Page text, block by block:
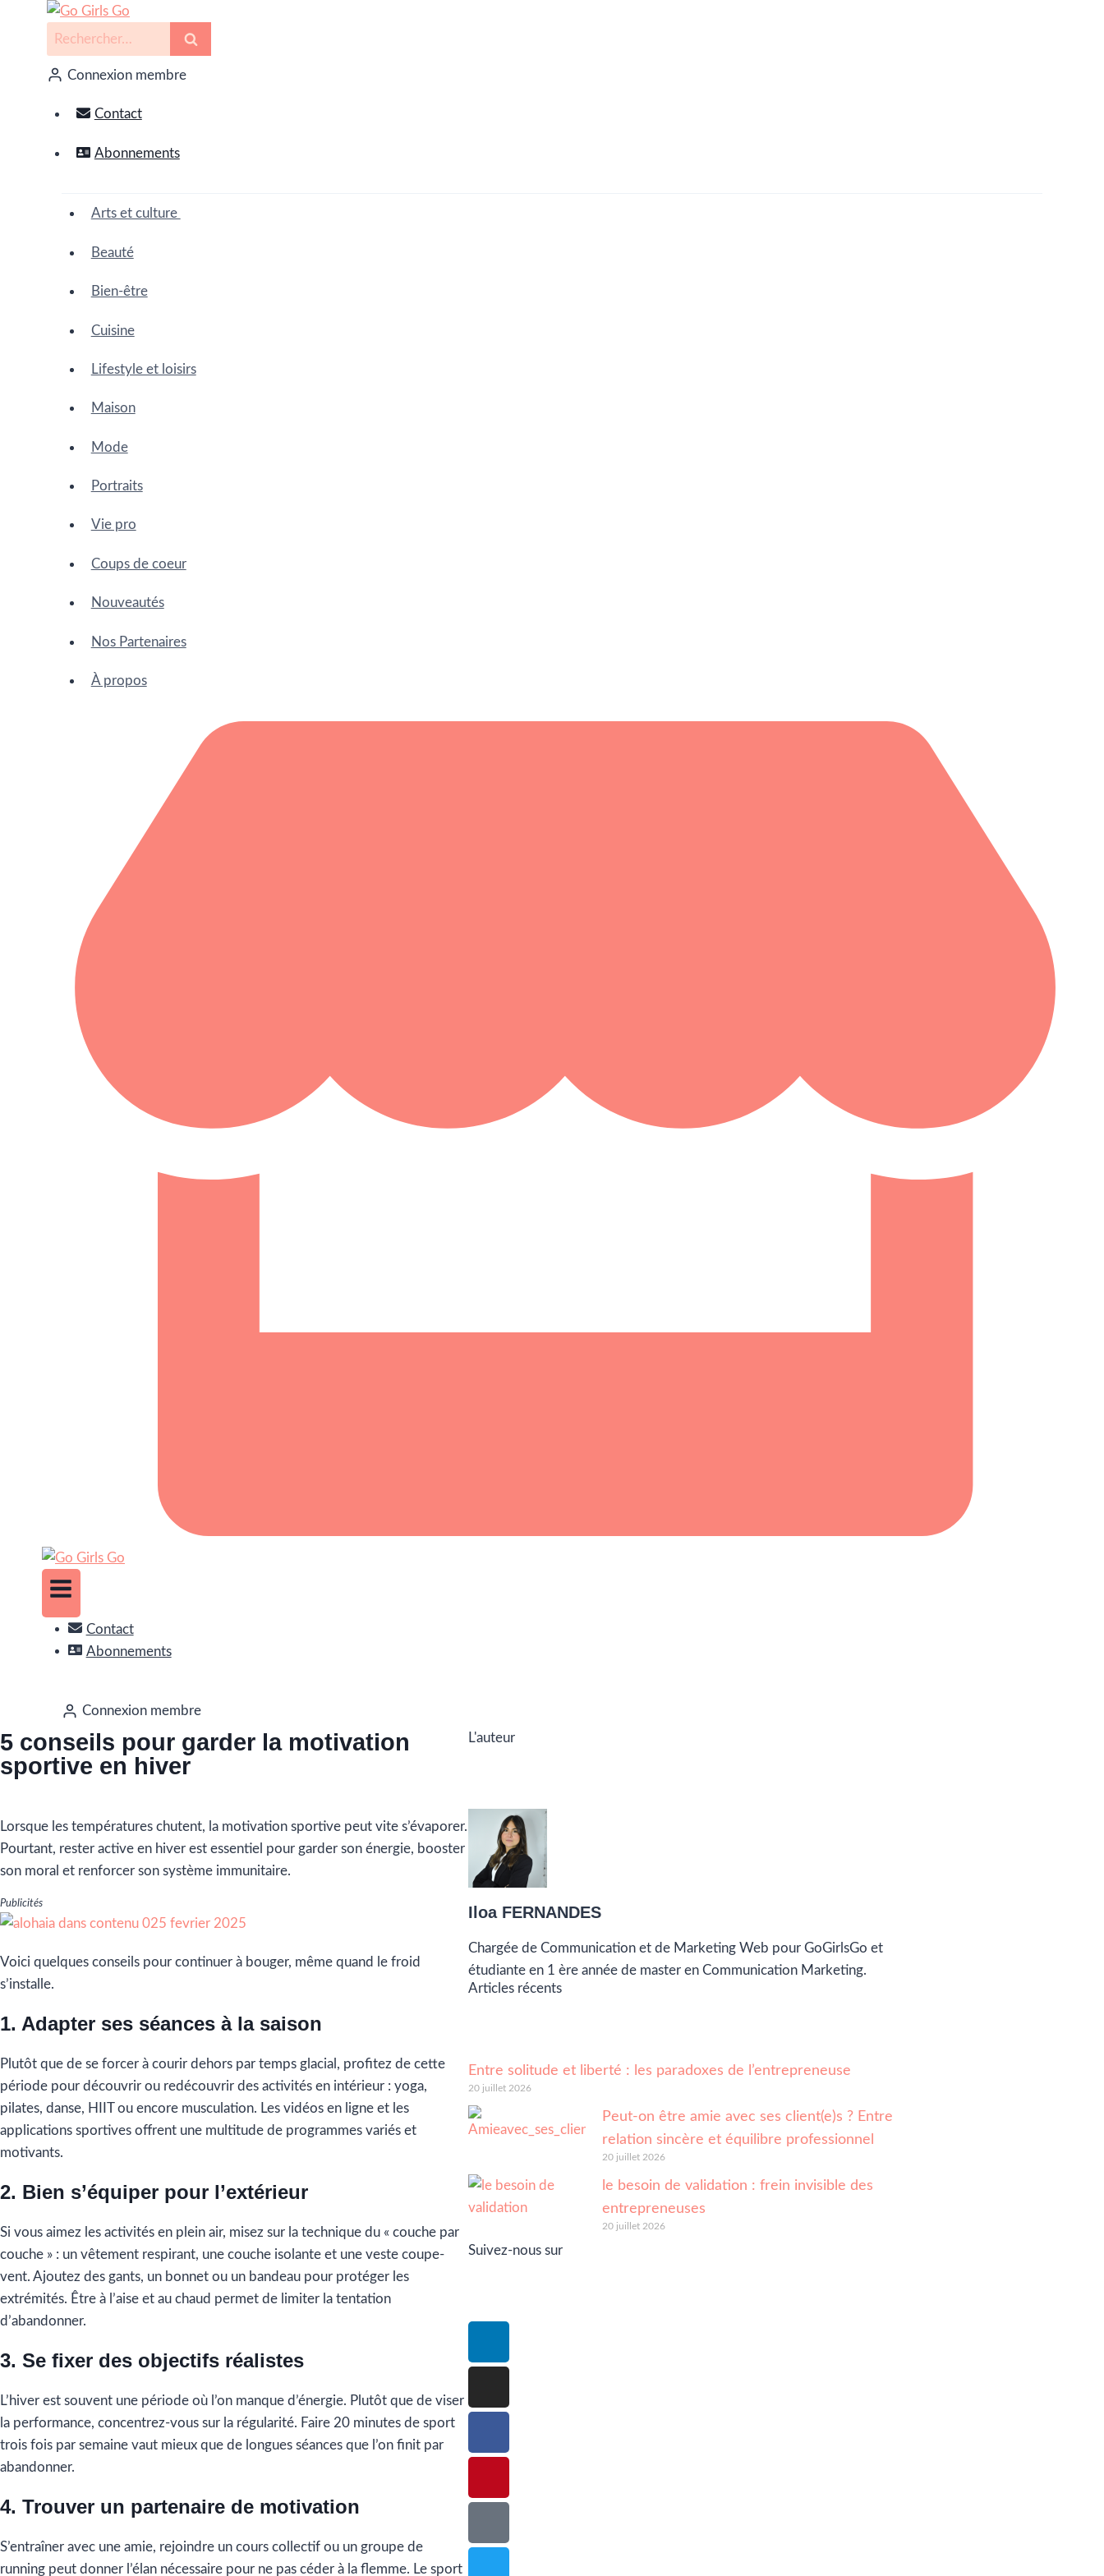
Connexion membre
Contact
Abonnements
Arts et culture
Beauté
Bien-être
Cuisine
Lifestyle et loisirs
Maison
Mode
Portraits
Vie pro
Coups de coeur
Nouveautés
Nos Partenaires
À propos
Contact
Abonnements
Connexion membre
5 conseils pour garder la motivation
sportive en hiver
Lorsque les températures chutent, la motivation sportive peut vite s’évaporer.
Pourtant, rester active en hiver est essentiel pour garder son énergie, booster
son moral et renforcer son système immunitaire.
Publicités
Voici quelques conseils pour continuer à bouger, même quand le froid
s’installe.
1. Adapter ses séances à la saison
Plutôt que de se forcer à courir dehors par temps glacial, profitez de cette
période pour découvrir ou redécouvrir des activités en intérieur : yoga,
pilates, danse, HIIT ou encore musculation. Les vidéos en ligne et les
applications sportives offrent une multitude de programmes variés et
motivants.
2. Bien s’équiper pour l’extérieur
Si vous aimez les activités en plein air, misez sur la technique du « couche par
couche » : un vêtement respirant, une couche isolante et une veste coupe-
vent. Ajoutez des gants, un bonnet ou un bandeau pour protéger les
extrémités. Être à l’aise et au chaud permet de limiter la tentation
d’abandonner.
3. Se fixer des objectifs réalistes
L’hiver est souvent une période où l’on manque d’énergie. Plutôt que de viser
la performance, concentrez-vous sur la régularité. Faire 20 minutes de sport
trois fois par semaine vaut mieux que de longues séances que l’on finit par
abandonner.
4. Trouver un partenaire de motivation
S’entraîner avec une amie, rejoindre un cours collectif ou un groupe de
running peut donner l’élan nécessaire pour ne pas céder à la flemme. Le sport
L'auteur
Iloa FERNANDES
Chargée de Communication et de Marketing Web pour GoGirlsGo et
étudiante en 1 ère année de master en Communication Marketing.
Articles récents
Entre solitude et liberté : les paradoxes de l’entrepreneuse
20 juillet 2026
Peut-on être amie avec ses client(e)s ? Entre
relation sincère et équilibre professionnel
20 juillet 2026
le besoin de validation : frein invisible des
entrepreneuses
20 juillet 2026
Suivez-nous sur